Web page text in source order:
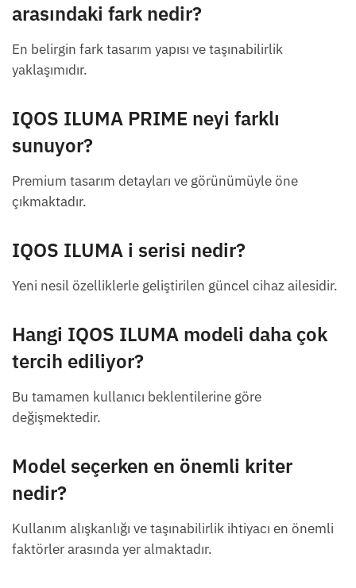
arasındaki fark nedir?
En belirgin fark tasarım yapısı ve taşınabilirlik
yaklaşımıdır.
IQOS ILUMA PRIME neyi farklı
sunuyor?
Premium tasarım detayları ve görünümüyle öne
çıkmaktadır.
IQOS ILUMA i serisi nedir?
Yeni nesil özelliklerle geliştirilen güncel cihaz ailesidir.
Hangi IQOS ILUMA modeli daha çok
tercih ediliyor?
Bu tamamen kullanıcı beklentilerine göre
değişmektedir.
Model seçerken en önemli kriter
nedir?
Kullanım alışkanlığı ve taşınabilirlik ihtiyacı en önemli
faktörler arasında yer almaktadır.